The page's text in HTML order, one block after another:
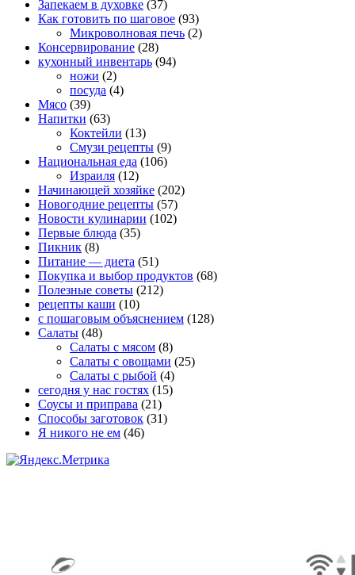
Запекаем в духовке (37)
Как готовить по шаговое (93)
Микроволновая печь (2)
Консервирование (28)
кухонный инвентарь (94)
ножи (2)
посуда (4)
Мясо (39)
Напитки (63)
Коктейли (13)
Смузи рецепты (9)
Национальная еда (106)
Израиля (12)
Начинающей хозяйке (202)
Новогодние рецепты (57)
Новости кулинарии (102)
Первые блюда (35)
Пикник (8)
Питание — диета (51)
Покупка и выбор продуктов (68)
Полезные советы (212)
рецепты каши (10)
с пошаговым объяснением (128)
Салаты (48)
Салаты с мясом (8)
Салаты с овощами (25)
Салаты с рыбой (4)
сегодня у нас гостях (15)
Соусы и приправа (21)
Способы заготовок (31)
Я никого не ем (46)